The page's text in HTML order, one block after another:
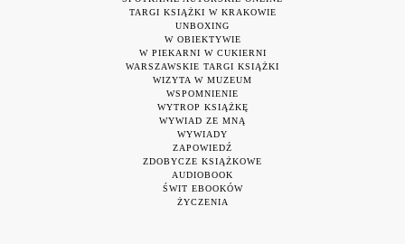
TARGI KSIĄŻKI W KRAKOWIE
UNBOXING
W OBIEKTYWIE
W PIEKARNI W CUKIERNI
WARSZAWSKIE TARGI KSIĄŻKI
WIZYTA W MUZEUM
WSPOMNIENIE
WYTROP KSIĄŻKĘ
WYWIAD ZE MNĄ
WYWIADY
ZAPOWIEDŹ
ZDOBYCZE KSIĄŻKOWE
AUDIOBOOK
ŚWIT EBOOKÓW
ŻYCZENIA